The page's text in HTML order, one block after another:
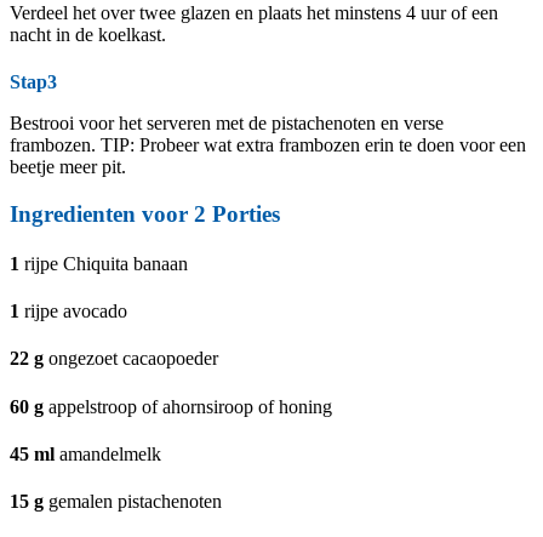
Verdeel het over twee glazen en plaats het minstens 4 uur of een
nacht in de koelkast.
Stap3
Bestrooi voor het serveren met de pistachenoten en verse
frambozen. TIP: Probeer wat extra frambozen erin te doen voor een
beetje meer pit.
Ingredienten voor 2 Porties
1 rijpe Chiquita banaan
1 rijpe avocado
22 g ongezoet cacaopoeder
60 g appelstroop of ahornsiroop of honing
45 ml amandelmelk
15 g gemalen pistachenoten